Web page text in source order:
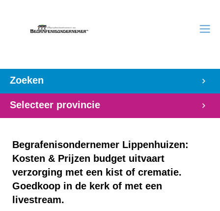
Zoeken
Selecteer provincie
Begrafenisondernemer Lippenhuizen:
Kosten & Prijzen budget uitvaart
verzorging met een kist of crematie.
Goedkoop in de kerk of met een
livestream.